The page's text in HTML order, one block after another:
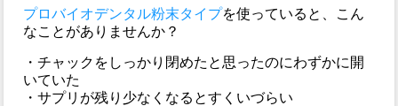
プロバイオデンタル粉末タイプを使っていると、こん
なことがありませんか？
・チャックをしっかり閉めたと思ったのにわずかに開
いていた
・サプリが残り少なくなるとすくいづらい